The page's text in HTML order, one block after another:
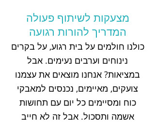
מצעקות לשיתוף פעולה
המדריך להורות רגועה
כולנו חולמים על בית רגוע, על בקרים
נינוחים וערבים נעימים. אבל
במציאות? אנחנו מוצאים את עצמנו
צועקים, מאיימים, נכנסים למאבקי
כוח ומסיימים כל יום עם תחושות
אשמה ותסכול. אבל זה לא חייב